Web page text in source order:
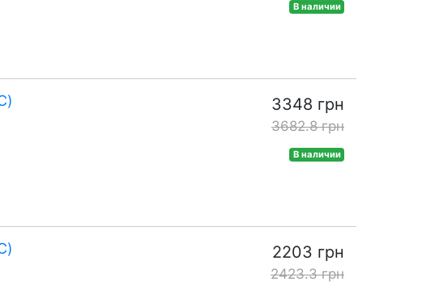
В наличии
3348 грн
3682.8 грн
В наличии
2203 грн
2423.3 грн